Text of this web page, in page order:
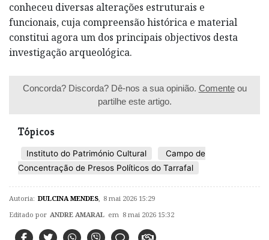
conheceu diversas alterações estruturais e
funcionais, cuja compreensão histórica e material
constitui agora um dos principais objectivos desta
investigação arqueológica.
Concorda? Discorda? Dê-nos a sua opinião. Comenteou
partilhe este artigo.
Tópicos
Instituto do Património Cultural
Campo de
Concentração de Presos Políticos do Tarrafal
Autoria: DULCINA MENDES, 8 mai 2026 15:29
Editado por ANDRE AMARAL em 8 mai 2026 15:32